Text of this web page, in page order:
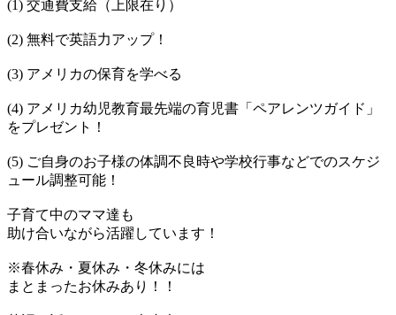
(1) 交通費支給（上限在り）
(2) 無料で英語力アップ！
(3) アメリカの保育を学べる
(4) アメリカ幼児教育最先端の育児書「ペアレンツガイド」
をプレゼント！
(5) ご自身のお子様の体調不良時や学校行事などでのスケジ
ュール調整可能！
子育て中のママ達も
助け合いながら活躍しています！
※春休み・夏休み・冬休みには
まとまったお休みあり！！